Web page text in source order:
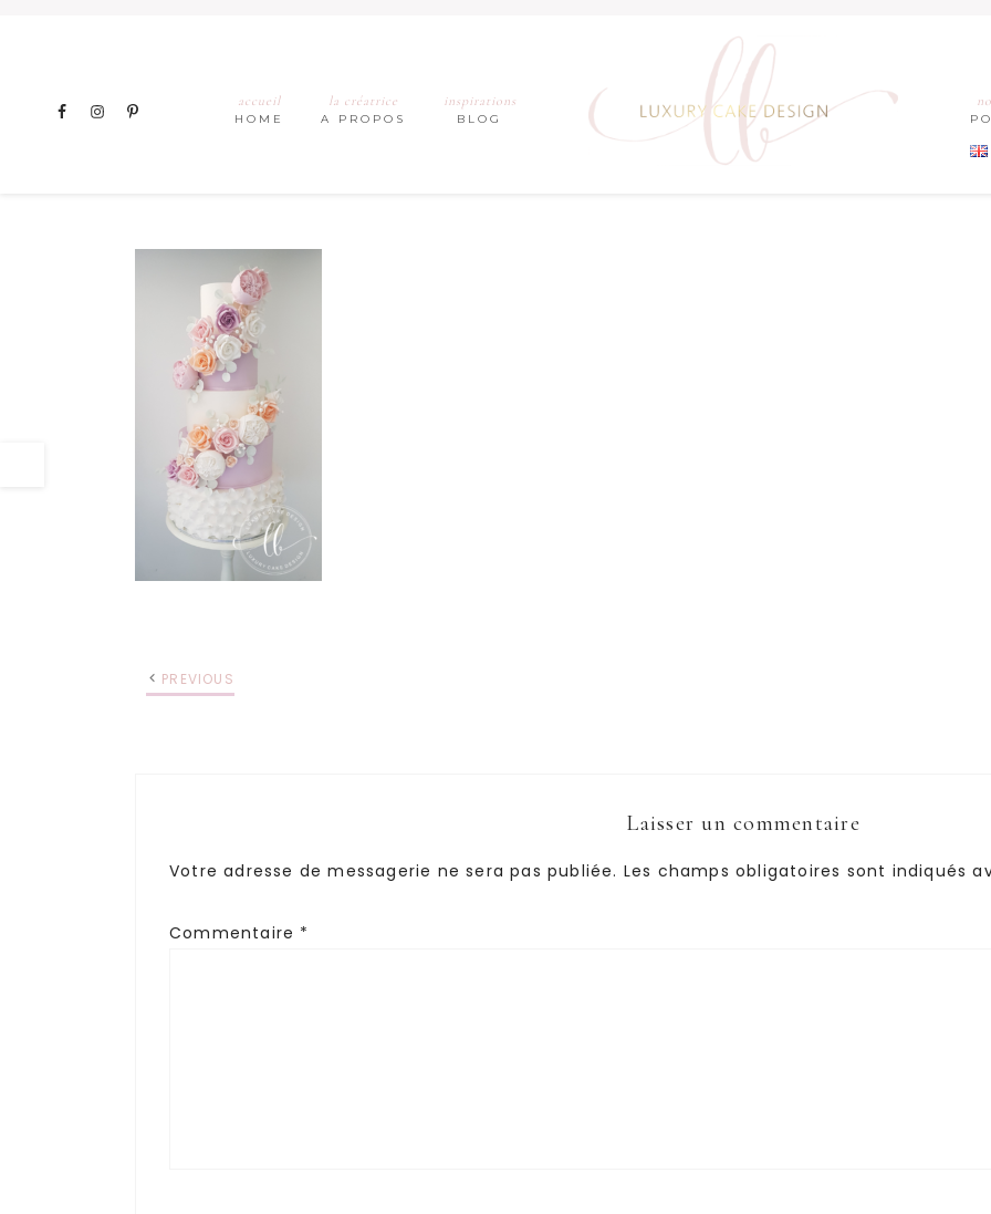
accueil
HOME
la créatrice
A PROPOS
inspirations
BLOG
PREVIOUS
Laisser un commentaire
Votre adresse de messagerie ne sera pas publiée. Les champs obligatoires sont indiqués
Commentaire *